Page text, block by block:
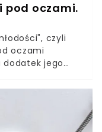
pod oczami.
czyli
oczami
dodatek jego
która
Po olejek z
którzy
ujędrnienie skóry